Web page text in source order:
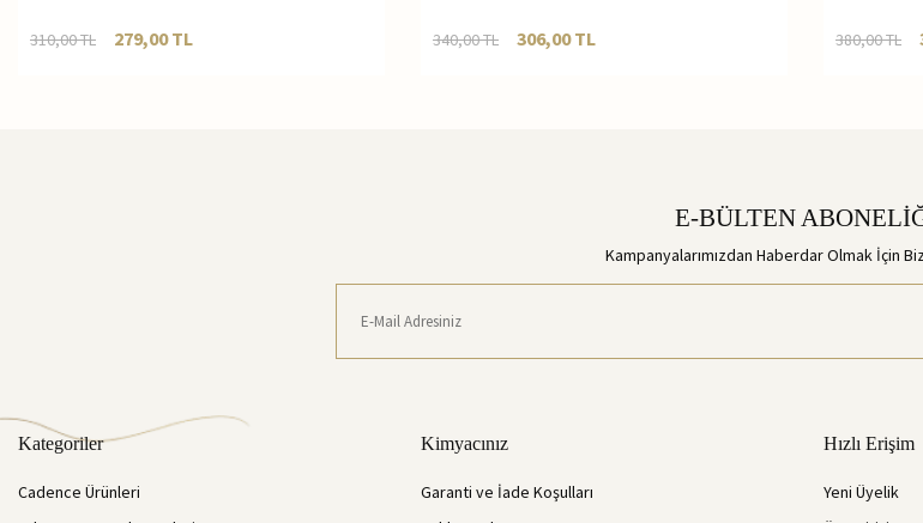
310,00TL 279,00TL 340,00TL 306,00TL 380,00TL
E-BÜLTEN
Kampanyalarımızdan Haberdar Olmak İçin
Kategoriler
Cadence Ürünleri
Kimyacınız
Garanti ve İade Koşulları
Hızlı Erişim
Yeni Üyelik